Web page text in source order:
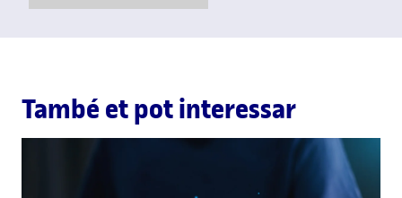
També et pot interessar